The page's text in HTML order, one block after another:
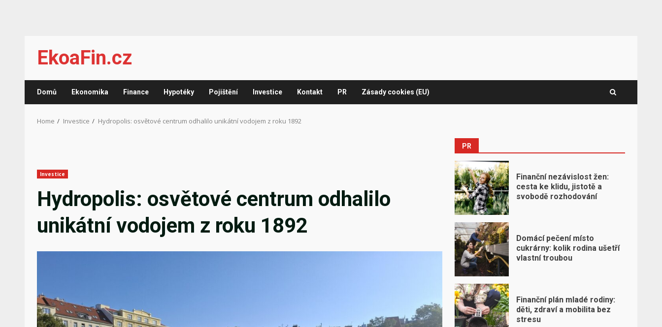
content
EkoaFin.cz
Domů Ekonomika Finance Hypotéky Pojištění Investice Kontakt PR Zásady cookies (EU)
Home Investice Hydropolis: osvětové centrum odhalilo unikátní vodojem z roku 1892
Investice
Hydropolis: osvětové centrum odhalilo
unikátní vodojem z roku 1892
PR
Finanční nezávislost žen:
cesta ke klidu, jistotě a
svobodě rozhodování
Domácí pečení místo
cukrárny: kolik rodina ušetří
vlastní troubou
Finanční plán mladé rodiny:
děti, zdraví a mobilita bez
stresu